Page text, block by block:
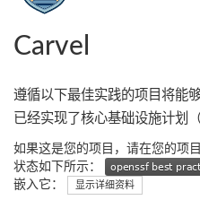
Carvel
遵循以下最佳实践的项目将能
已经实现了核心基础设施计划
如果这是您的项目，请在您的项
状态如下所示：
嵌入它：
显示详细资料